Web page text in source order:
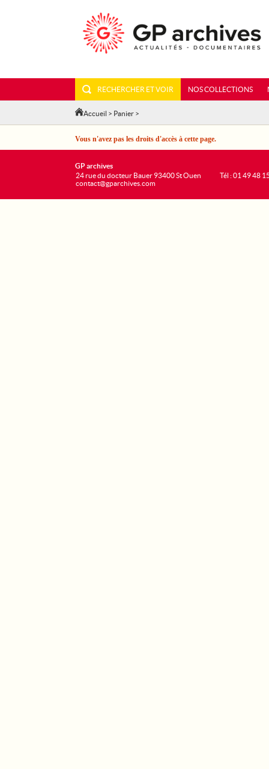
RECHERCHER ET VOIR NOS COLLECTIONS
Accueil > Panier >
Vous n'avez pas les droits d'accès à cette page.
GP archives
24 rue du docteur Bauer 93400 St Ouen
contact@gparchives.com
Tél : 01 49 48